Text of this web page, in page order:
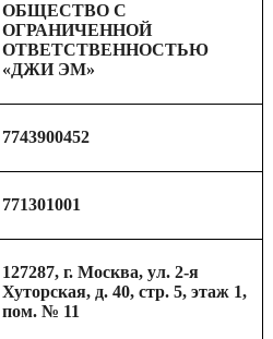
ОБЩЕСТВО С
ОГРАНИЧЕННОЙ
ОТВЕТСТВЕННОСТЬЮ
«ДЖИ ЭМ»
7743900452
771301001
127287, г. Москва, ул. 2-я
Хуторская, д. 40, стр. 5, этаж 1,
пом. № 11